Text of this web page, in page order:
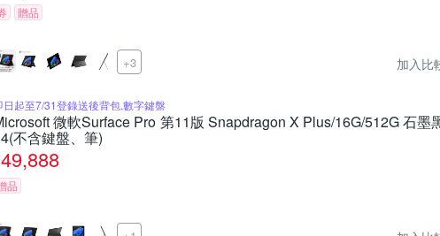
贈品
+3 加入比
日起至7/31登錄送後背包,數字鍵盤
微軟Surface Pro 第11版 Snapdragon X Plus/16G/512G 石墨
不含鍵盤、筆)
49,888
品